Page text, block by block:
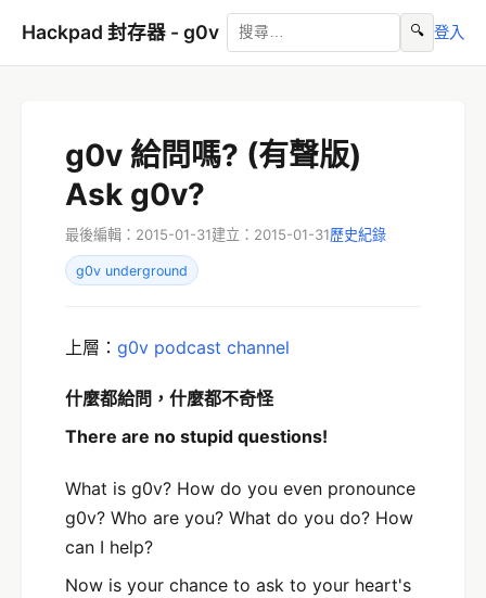
Hackpad 封存器 - g0v 🔍 登入
g0v 給問嗎? (有聲版)
Ask g0v?
最後編輯：2015-01-31建立：2015-01-31歷史紀錄
g0v underground
上層： g0v podcast channel
什麼都給問，什麼都不奇怪
There are no stupid questions!
What is g0v? How do you even pronounce
g0v? Who are you? What do you do? How
can I help?
Now is your chance to ask to your heart's